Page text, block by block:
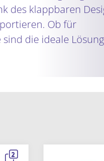
des klappbaren
Ob für
die ideale
2